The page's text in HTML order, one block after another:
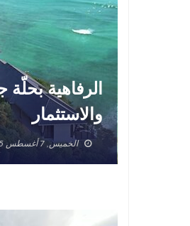
الرفاهية
والاستثمار
الخميس, 7 أغسطس 2025